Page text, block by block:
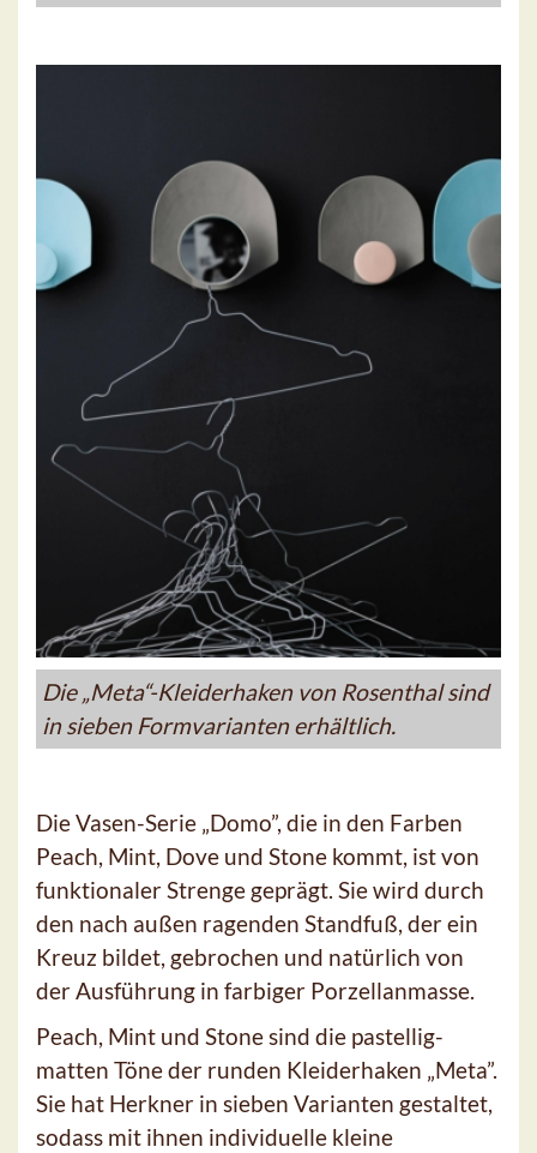
Die „Meta“-Kleiderhaken von Rosenthal sind
in sieben Formvarianten erhältlich.
Die Vasen-Serie „Domo”, die in den Farben
Peach, Mint, Dove und Stone kommt, ist von
funktionaler Strenge geprägt. Sie wird durch
den nach außen ragenden Standfuß, der ein
Kreuz bildet, gebrochen und natürlich von
der Ausführung in farbiger Porzellanmasse.
Peach, Mint und Stone sind die pastellig-
matten Töne der runden Kleiderhaken „Meta”.
Sie hat Herkner in sieben Varianten gestaltet,
sodass mit ihnen individuelle kleine